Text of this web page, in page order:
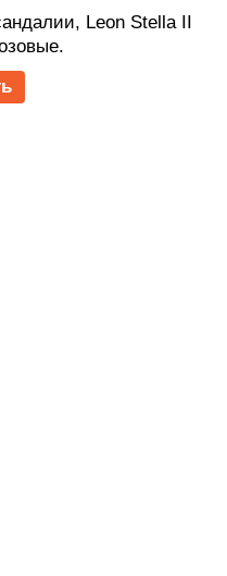
Leon Stella II